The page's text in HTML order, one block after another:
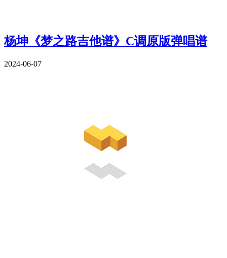
杨坤《梦之路吉他谱》C调原版弹唱谱
2024-06-07